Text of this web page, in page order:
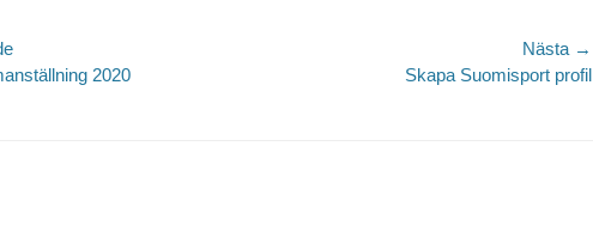
2020
Nästa →
Skapa Suomisport profil